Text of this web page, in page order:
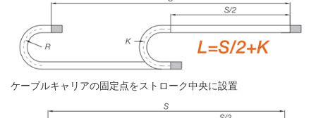
ケーブルキャリアの固定点をストローク中央に設置